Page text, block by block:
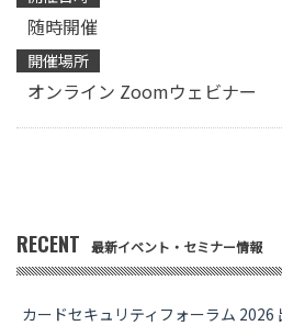
随時開催
開催場所
オンライン Zoomウェビナー
RECENT 最新イベント・セミナー情報
カードセキュリティフォーラム 2026